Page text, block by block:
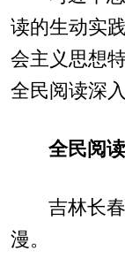
读的生动实
会主义思想
全民阅读深
全民阅
吉林长
漫。